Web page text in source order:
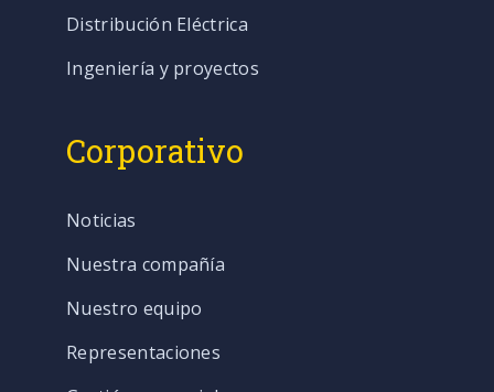
Distribución Eléctrica
Ingeniería y proyectos
Corporativo
Noticias
Nuestra compañía
Nuestro equipo
Representaciones